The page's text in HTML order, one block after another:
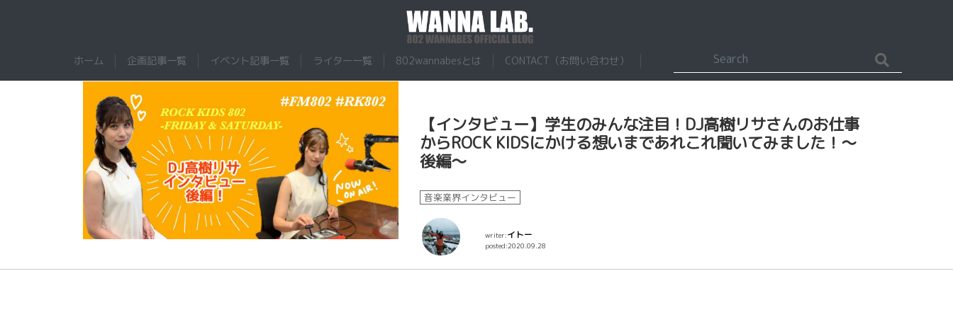
WANNALAB.｜FM802ワナビーズ
WANNALAB.
ホーム 企画記事一覧 イベント記事一覧 ライター一覧 802wannabesとは CONTACT（お問い合わせ）
【インタビュー】学生のみんな注目！DJ高樹リサさんのお仕事
からROCK KIDSにかける想いまであれこれ聞いてみました！～
後編～
音楽業界インタビュー
writer:イトー
posted:2020.09.28